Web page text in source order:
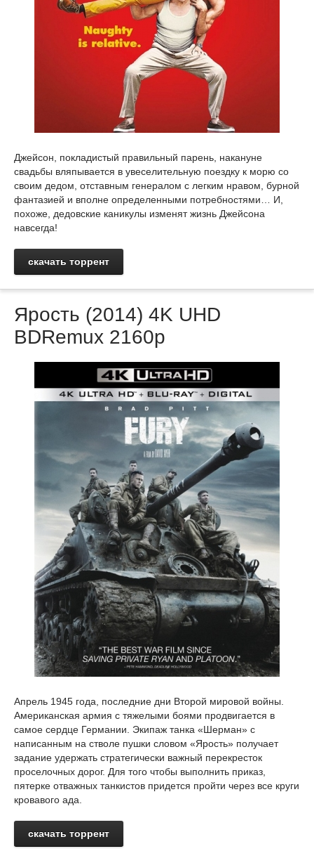
Джейсон, покладистый правильный парень, накануне
свадьбы вляпывается в увеселительную поездку к морю со
своим дедом, отставным генералом с легким нравом, бурной
фантазией и вполне определенными потребностями… И,
похоже, дедовские каникулы изменят жизнь Джейсона
навсегда!
скачать торрент
Ярость (2014) 4K UHD
BDRemux 2160p
Апрель 1945 года, последние дни Второй мировой войны.
Американская армия с тяжелыми боями продвигается в
самое сердце Германии. Экипаж танка «Шерман» с
написанным на стволе пушки словом «Ярость» получает
задание удержать стратегически важный перекресток
проселочных дорог. Для того чтобы выполнить приказ,
пятерке отважных танкистов придется пройти через все круги
кровавого ада.
скачать торрент